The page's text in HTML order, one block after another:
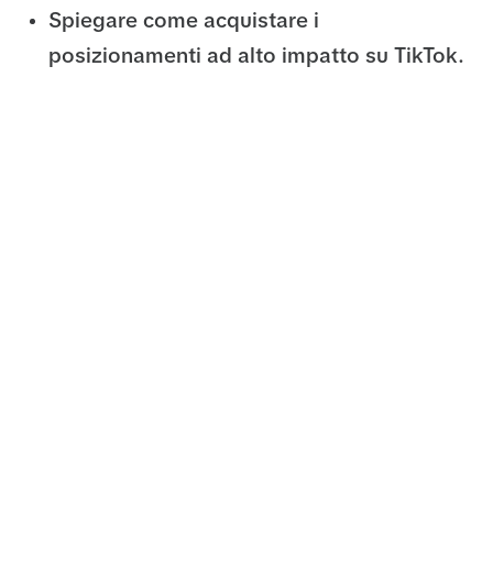
Spiegare come acquistare i
posizionamenti ad alto impatto su TikTok.